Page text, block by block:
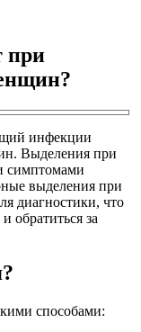
при
инфекции
Выделения при
симптомами
выделения при
диагностики, что
обратиться за
способами: